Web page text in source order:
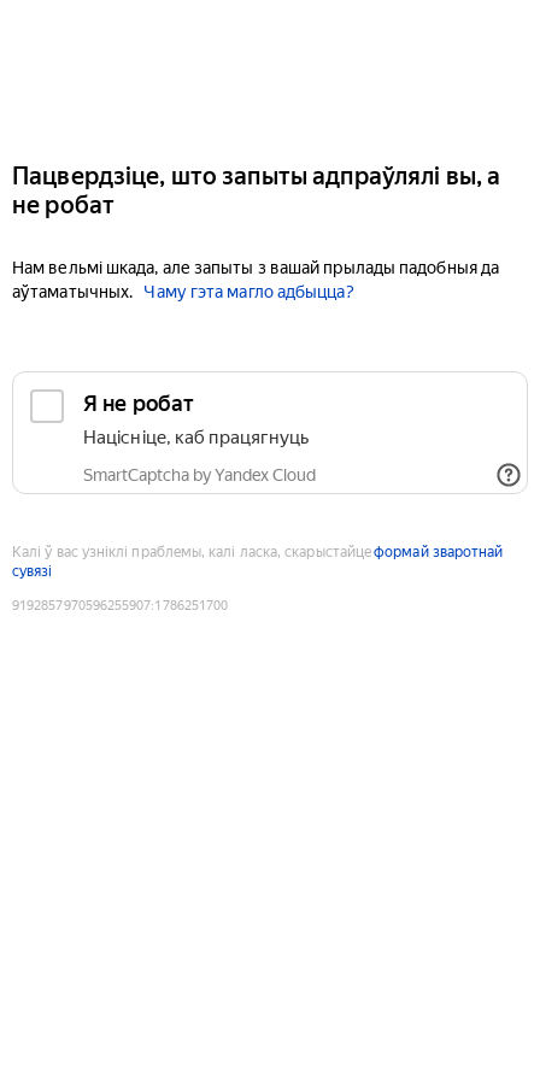
Пацвердзіце, што запыты адпраўлялі вы, а
не робат
Нам вельмі шкада, але запыты з вашай прылады падобныя да
аўтаматычных.
Чаму гэта магло адбыцца?
Я не робат
Націсніце, каб працягнуць
SmartCaptcha by Yandex Cloud
Калі ў вас узніклі праблемы, калі ласка, скарыстайцеформай зваротнай
сувязі
9192857970596255907:1786251700